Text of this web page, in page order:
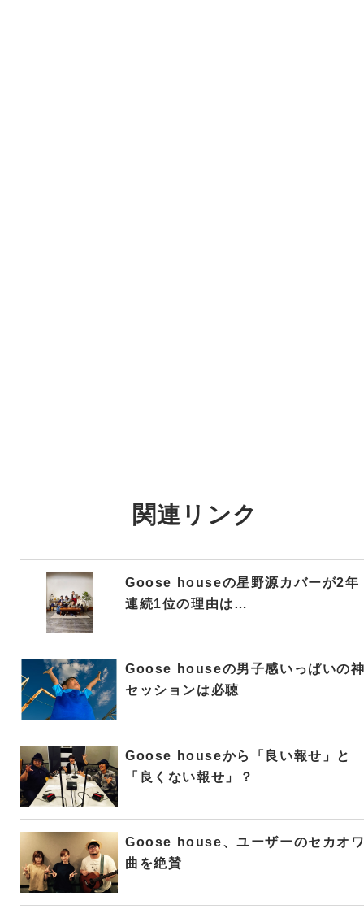
関連リンク
Goose houseの星野源カバーが2年
連続1位の理由は…
Goose houseの男子感いっぱいの
セッションは必聴
Goose houseから「良い報せ」と
「良くない報せ」？
Goose house、ユーザーのセカオ
曲を絶賛